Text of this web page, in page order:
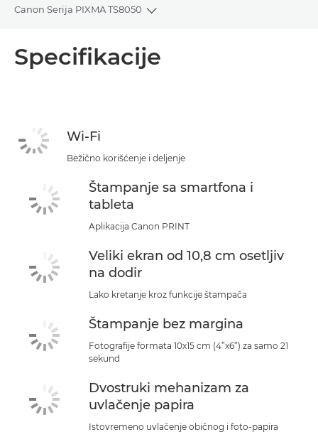
Canon Serija PIXMA TS8050
Toggle breadcrumbs
KUPITE MASTILO
Specifikacije
Wi-Fi
Bežično korišćenje i deljenje
Štampanje sa smartfona i
tableta
Aplikacija Canon PRINT
Veliki ekran od 10,8 cm osetljiv
na dodir
Lako kretanje kroz funkcije štampača
Štampanje bez margina
Fotografije formata 10x15 cm (4”x6”) za samo 21
sekund
Dvostruki mehanizam za
uvlačenje papira
Istovremeno uvlačenje običnog i foto-papira